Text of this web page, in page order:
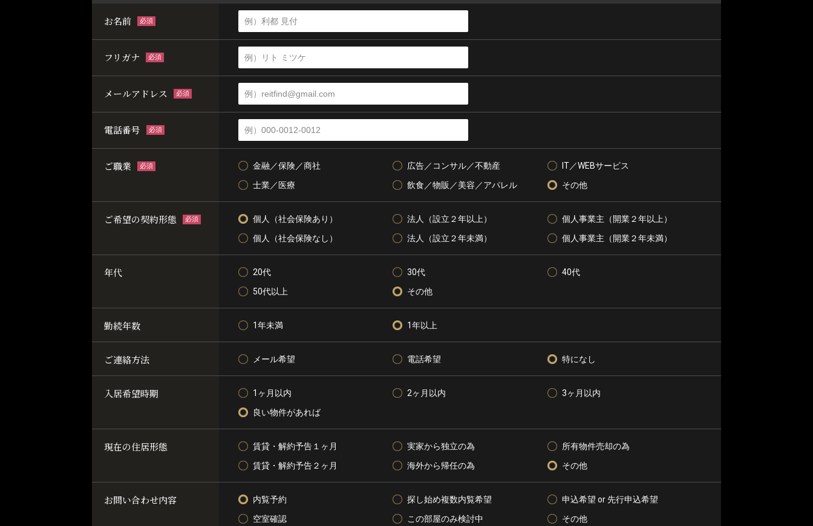
お名前 必須
フリガナ 必須
メールアドレス 必須
電話番号 必須
ご職業 必須 金融／保険／商社 広告／コンサル／不動産
IT／WEBサービス
士業／医療
飲食／物販／美容／アパレル その他
ご希望の契約形態 必須 個人（社会保険あり） 法人（設立２年以上）
個人事業主（開業２年以上）
個人（社会保険なし）
法人（設立２年未満） 個人事業主（開業２年未満）
年代 20代 30代
40代
50代以上
その他
勤続年数 1年未満 1年以上
ご連絡方法 メール希望 電話希望 特になし
入居希望時期 1ヶ月以内 2ヶ月以内
3ヶ月以内
良い物件があれば
現在の住居形態 賃貸・解約予告１ヶ月 実家から独立の為
所有物件売却の為
賃貸・解約予告２ヶ月
海外から帰任の為 その他
お問い合わせ内容 内覧予約 探し始め複数内覧希望
申込希望 or 先行申込希望
空室確認
この部屋のみ検討中 その他